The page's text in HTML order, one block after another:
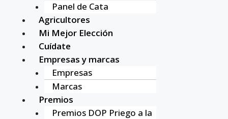
Panel de Cata
Agricultores
Mi Mejor Elección
Cuídate
Empresas y marcas
Empresas
Marcas
Premios
Premios DOP Priego a la